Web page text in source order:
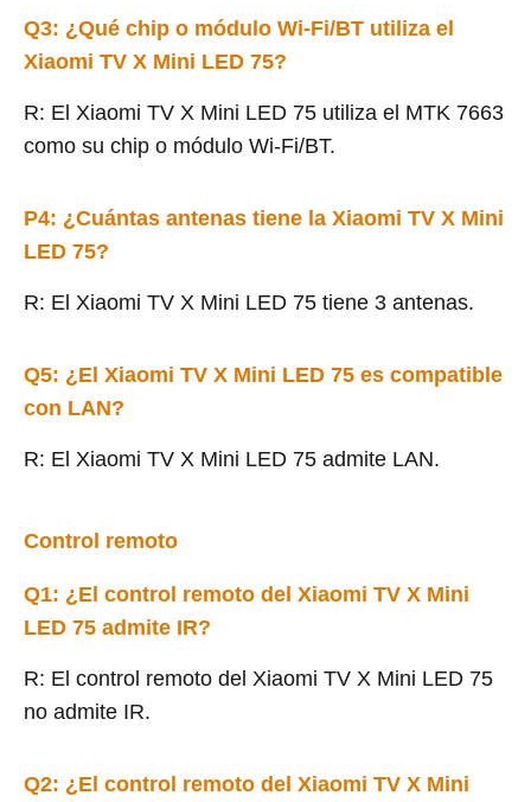
Q3: ¿Qué chip o módulo Wi-Fi/BT utiliza el
Xiaomi TV X Mini LED 75?
R: El Xiaomi TV X Mini LED 75 utiliza el MTK 7663
como su chip o módulo Wi-Fi/BT.
P4: ¿Cuántas antenas tiene la Xiaomi TV X Mini
LED 75?
R: El Xiaomi TV X Mini LED 75 tiene 3 antenas.
Q5: ¿El Xiaomi TV X Mini LED 75 es compatible
con LAN?
R: El Xiaomi TV X Mini LED 75 admite LAN.
Control remoto
Q1: ¿El control remoto del Xiaomi TV X Mini
LED 75 admite IR?
R: El control remoto del Xiaomi TV X Mini LED 75
no admite IR.
Q2: ¿El control remoto del Xiaomi TV X Mini